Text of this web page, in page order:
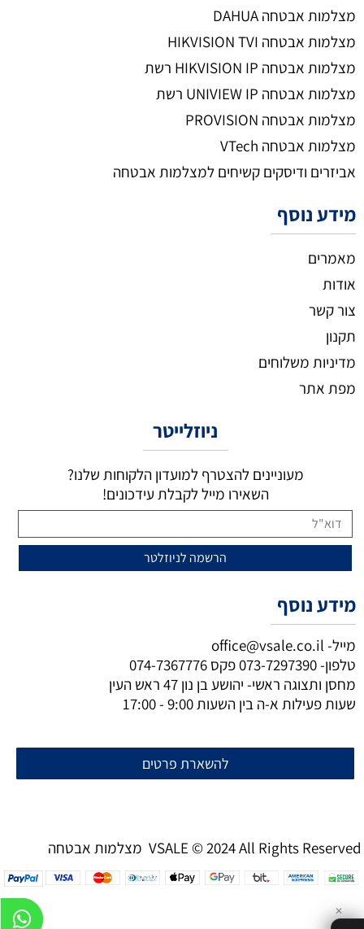
מצלמות אבטחה DAHUA
מצלמות אבטחה HIKVISION TVI
מצלמות אבטחה HIKVISION IP רשת
מצלמות אבטחה UNIVIEW IP רשת
מצלמות אבטחה PROVISION
מצלמות אבטחה VTech
אביזרים ודיסקים קשיחים למצלמות אבטחה
מידע נוסף
מאמרים
אודות
צור קשר
תקנון
מדיניות משלוחים
מפת אתר
ניוזלייטר
מעוניינים להצטרף למועדון הלקוחות שלנו?
השאירו מייל לקבלת עידכונים!
מידע נוסף
מייל- office@vsale.co.il
טלפון-073-7297390פקס 074-7367776
מחסן ותצוגה ראשי- יהושע בן נון 47 ראש העין
שעות פעילות א-ה בין השעות 9:00 - 17:00
להשארת פרטים
מצלמות אבטחה VSALE © 2024 All Rights Reserved
✕